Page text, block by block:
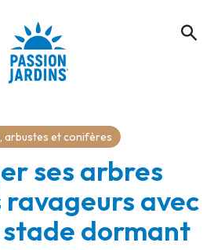
arbustes et conifères
ses arbres
avec
stade dormant